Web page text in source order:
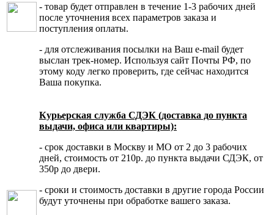
- товар будет отправлен в течение 1-3 рабочих дней
после уточнения всех параметров заказа и
поступления оплаты.
- для отслеживания посылки на Ваш e-mail будет
выслан трек-номер. Используя сайт Почты РФ, по
этому коду легко проверить, где сейчас находится
Ваша покупка.
Курьерская служба СДЭК (доставка до пункта
выдачи, офиса или квартиры):
- срок доставки в Москву и МО от 2 до 3 рабочих
дней, стоимость от 210р. до пункта выдачи СДЭК, от
350р до двери.
- сроки и стоимость доставки в другие города России
будут уточнены при обработке вашего заказа.